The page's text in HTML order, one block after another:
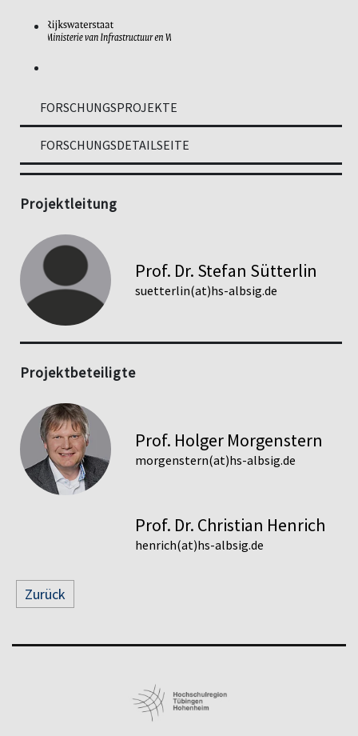
FORSCHUNGSPROJEKTE
FORSCHUNGSDETAILSEITE
Projektleitung
Prof. Dr. Stefan Sütterlin
suetterlin(at)hs-albsig.de
Projektbeteiligte
Prof. Holger Morgenstern
morgenstern(at)hs-albsig.de
Prof. Dr. Christian Henrich
henrich(at)hs-albsig.de
Zurück